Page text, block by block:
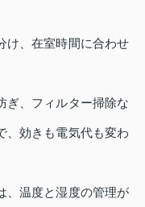
け、在室時間に合わせ
ぎ、フィルター掃除な
、効きも電気代も変わ
、温度と湿度の管理が